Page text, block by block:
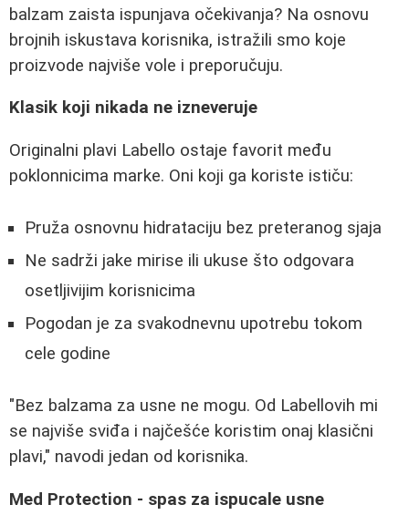
balzam zaista ispunjava očekivanja? Na osnovu
brojnih iskustava korisnika, istražili smo koje
proizvode najviše vole i preporučuju.
Klasik koji nikada ne izneveruje
Originalni plavi Labello ostaje favorit među
poklonnicima marke. Oni koji ga koriste ističu:
Pruža osnovnu hidrataciju bez preteranog sjaja
Ne sadrži jake mirise ili ukuse što odgovara
osetljivijim korisnicima
Pogodan je za svakodnevnu upotrebu tokom
cele godine
"Bez balzama za usne ne mogu. Od Labellovih mi
se najviše sviđa i najčešće koristim onaj klasični
plavi," navodi jedan od korisnika.
Med Protection - spas za ispucale usne